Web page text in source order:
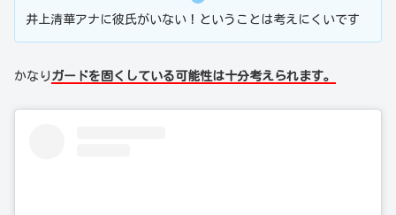
井上清華アナに彼氏がいない！ということは考えにくいです
かなり ガードを固くしている可能性は十分考えられます。